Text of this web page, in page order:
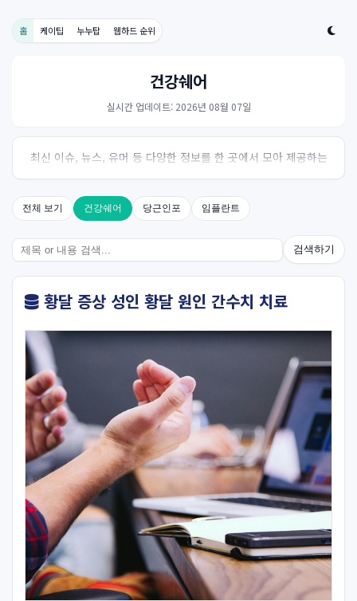
홈 케이팁 누누탑 웹하드 순위
건강쉐어
실시간 업데이트: 2026년 08월 07일
최신 이슈, 뉴스, 유머 등 다양한 정보를 한 곳에서 모아 제공하는
사이트입니다. 오늘의 핫이슈를 한눈에 살펴보세요.
전체 보기 건강쉐어 당근인포 임플란트
검색하기
황달 증상 성인 황달 원인 간수치 치료